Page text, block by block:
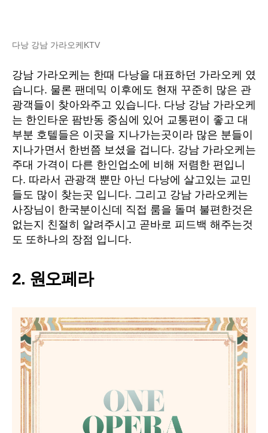
다낭 강남 가라오케KTV
강남 가라오케는 한때 다낭을 대표하던 가라오케 였
습니다. 물론 팬데믹 이후에도 현재 꾸준히 많은 관
광객들이 찾아와주고 있습니다. 다낭 강남 가라오케
는 한인타운 팜반동 중심에 있어 교통편이 좋고 대
부분 호텔들은 이곳을 지나가는곳이라 많은 분들이
지나가면서 한번쯤 보셨을 겁니다. 강남 가라오케는
주대 가격이 다른 한인업소에 비해 저렴한 편입니
다. 따라서 관광객 뿐만 아닌 다낭에 살고있는 교민
들도 많이 찾는곳 입니다. 그리고 강남 가라오케는
사장님이 한국분이신데 직접 룸을 돌며 불편한것은
없는지 친절히 알려주시고 곧바로 피드백 해주는것
도 또하나의 장점 입니다.
2. 원오페라